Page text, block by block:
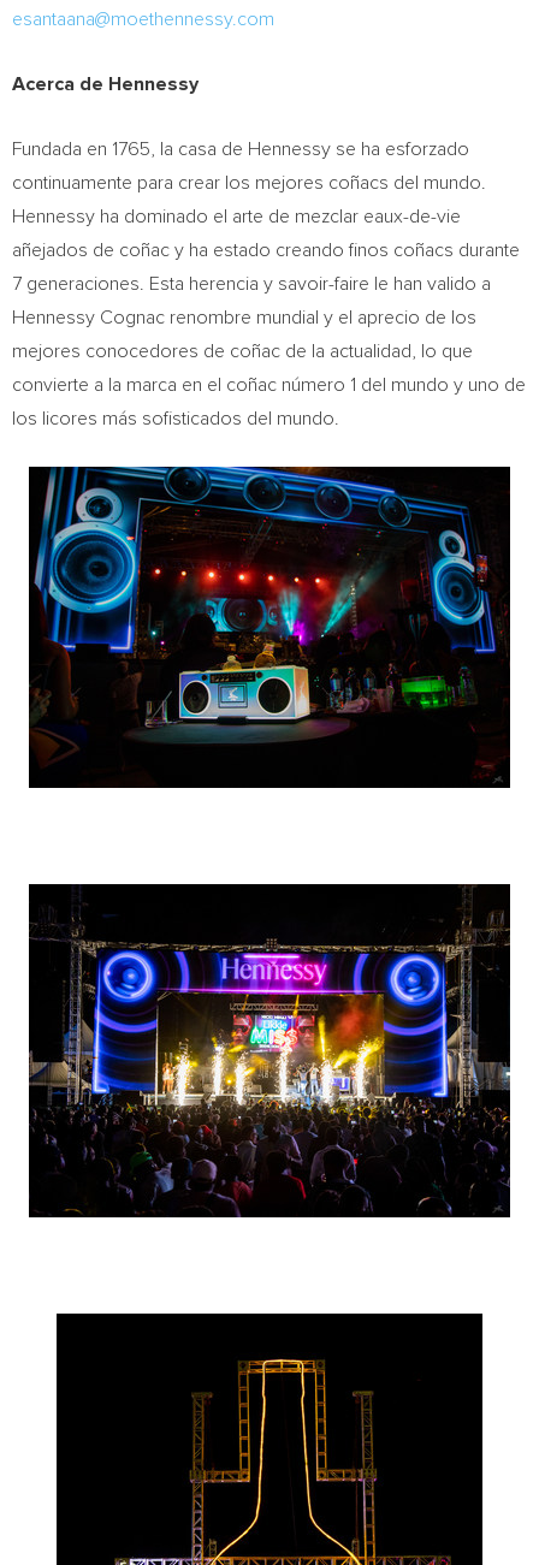
esantaana@moethennessy.com
Acerca de Hennessy
Fundada en 1765, la casa de Hennessy se ha esforzado
continuamente para crear los mejores coñacs del mundo.
Hennessy ha dominado el arte de mezclar eaux-de-vie
añejados de coñac y ha estado creando finos coñacs durante
7 generaciones. Esta herencia y savoir-faire le han valido a
Hennessy Cognac renombre mundial y el aprecio de los
mejores conocedores de coñac de la actualidad, lo que
convierte a la marca en el coñac número 1 del mundo y uno de
los licores más sofisticados del mundo.